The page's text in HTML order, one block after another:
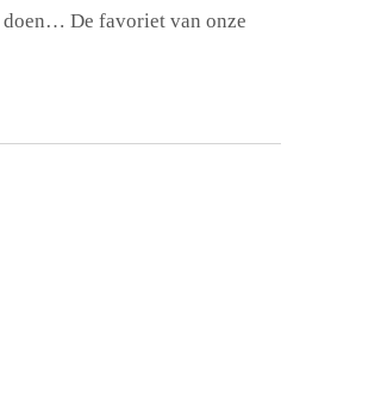
doen… De favoriet van onze